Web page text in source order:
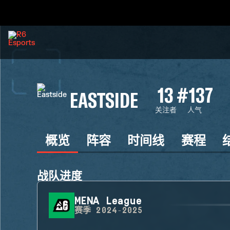
EASTSIDE 13
关注者
#137
人气
概览 阵容 时间线 赛程
战队进度
MENA League
赛季 2024-2025